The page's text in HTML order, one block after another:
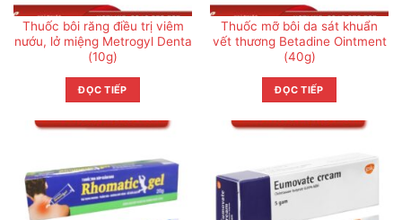
Thuốc bôi răng điều trị viêm
nướu, lở miệng Metrogyl Denta
(10g)
ĐỌC TIẾP
Thuốc mỡ bôi da sát khuẩn
vết thương Betadine Ointment
(40g)
ĐỌC TIẾP